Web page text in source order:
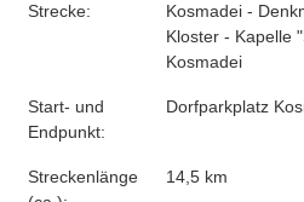
Strecke:
Kosmadei -
Kloster - Kapelle
Kosmadei
Start- und
Endpunkt:
Dorfparkplatz
Streckenlänge
14,5 km